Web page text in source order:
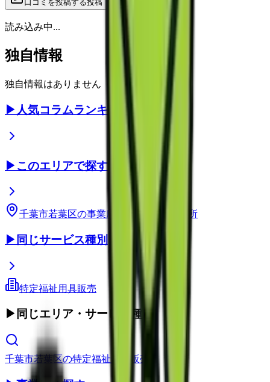
口コミを投稿する投稿
読み込み中...
独自情報
独自情報はありません
▶ 人気コラムランキング
▶このエリアで探す
千葉市若葉区の事業所 の事業所
▶ 同じサービス種別
特定福祉用具販売
▶ 同じエリア・サービス種別
千葉市若葉区の特定福祉用具販売